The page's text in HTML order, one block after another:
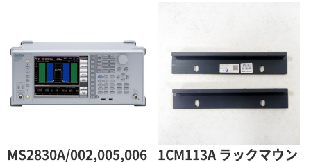
3ヶ月 80％（割引率20％）
4ヶ月 75％（割引率25％）
65％（割引率35％）
MS2830A/002,005,006
1CM113A ラックマウン